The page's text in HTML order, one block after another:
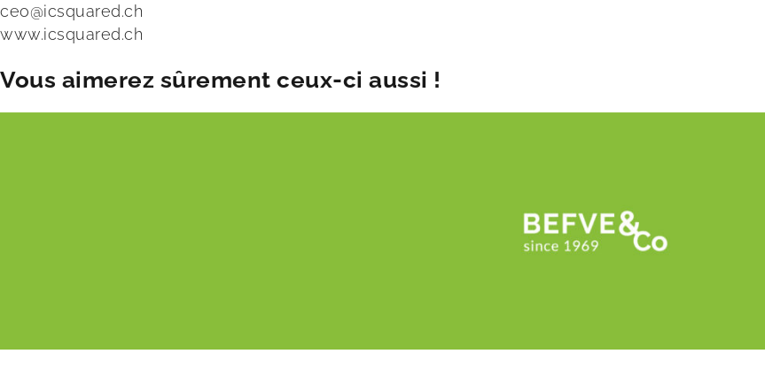
ceo@icsquared.ch
www.icsquared.ch
Vous aimerez sûrement ceux-ci aussi !